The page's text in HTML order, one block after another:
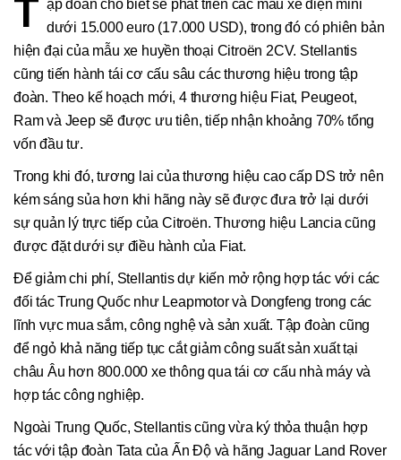
T ập đoàn cho biết sẽ phát triển các mẫu xe điện mini
dưới 15.000 euro (17.000 USD), trong đó có phiên bản
hiện đại của mẫu xe huyền thoại Citroën 2CV. Stellantis
cũng tiến hành tái cơ cấu sâu các thương hiệu trong tập
đoàn. Theo kế hoạch mới, 4 thương hiệu Fiat, Peugeot,
Ram và Jeep sẽ được ưu tiên, tiếp nhận khoảng 70% tổng
vốn đầu tư.
Trong khi đó, tương lai của thương hiệu cao cấp DS trở nên
kém sáng sủa hơn khi hãng này sẽ được đưa trở lại dưới
sự quản lý trực tiếp của Citroën. Thương hiệu Lancia cũng
được đặt dưới sự điều hành của Fiat.
Để giảm chi phí, Stellantis dự kiến mở rộng hợp tác với các
đối tác Trung Quốc như Leapmotor và Dongfeng trong các
lĩnh vực mua sắm, công nghệ và sản xuất. Tập đoàn cũng
để ngỏ khả năng tiếp tục cắt giảm công suất sản xuất tại
châu Âu hơn 800.000 xe thông qua tái cơ cấu nhà máy và
hợp tác công nghiệp.
Ngoài Trung Quốc, Stellantis cũng vừa ký thỏa thuận hợp
tác với tập đoàn Tata của Ấn Độ và hãng Jaguar Land Rover